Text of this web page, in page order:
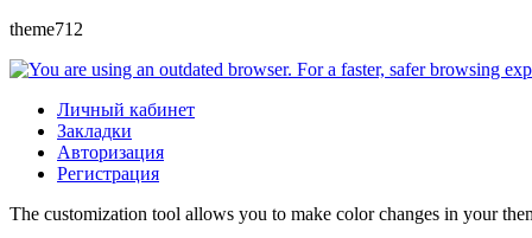
theme712
Личный кабинет
Закладки
Авторизация
Регистрация
The customization tool allows you to make color changes in your